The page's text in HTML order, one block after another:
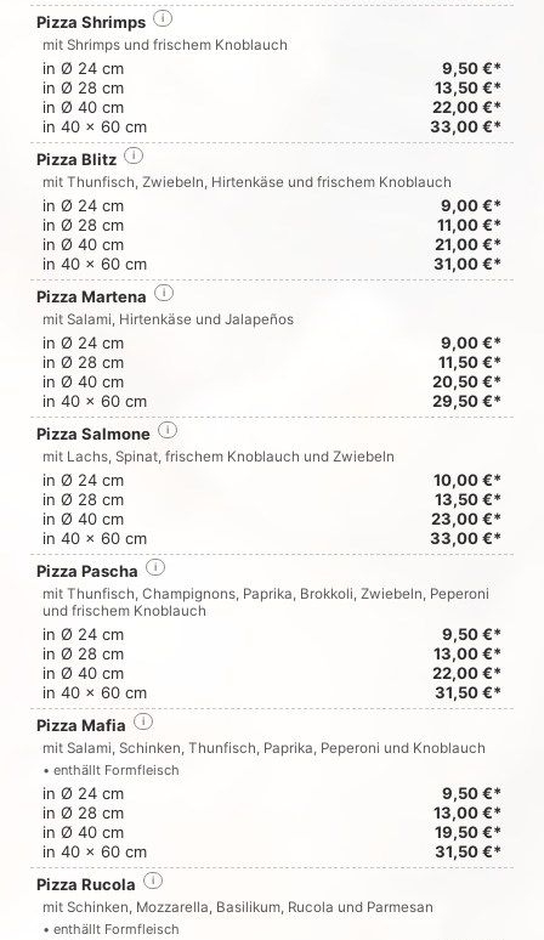
Pizza Shrimps
i
mit Shrimps und frischem Knoblauch
in Ø 24 cm
9,50 €*
in Ø 28 cm
13,50 €*
in Ø 40 cm
22,00 €*
in 40 x 60 cm
33,00 €*
Pizza Blitz
i
mit Thunfisch, Zwiebeln, Hirtenkäse und frischem Knoblauch
in Ø 24 cm
9,00 €*
in Ø 28 cm
11,00 €*
in Ø 40 cm
21,00 €*
in 40 x 60 cm
31,00 €*
Pizza Martena
i
mit Salami, Hirtenkäse und Jalapeños
in Ø 24 cm
9,00 €*
in Ø 28 cm
11,50 €*
in Ø 40 cm
20,50 €*
in 40 x 60 cm
29,50 €*
Pizza Salmone
i
mit Lachs, Spinat, frischem Knoblauch und Zwiebeln
in Ø 24 cm
10,00 €*
in Ø 28 cm
13,50 €*
in Ø 40 cm
23,00 €*
in 40 x 60 cm
33,00 €*
Pizza Pascha
i
mit Thunfisch, Champignons, Paprika, Brokkoli, Zwiebeln, Peperoni
und frischem Knoblauch
in Ø 24 cm
9,50 €*
in Ø 28 cm
13,00 €*
in Ø 40 cm
22,00 €*
in 40 x 60 cm
31,50 €*
Pizza Mafia
i
mit Salami, Schinken, Thunfisch, Paprika, Peperoni und Knoblauch
• enthällt Formfleisch
in Ø 24 cm
9,50 €*
in Ø 28 cm
13,00 €*
in Ø 40 cm
19,50 €*
in 40 x 60 cm
31,50 €*
Pizza Rucola
i
mit Schinken, Mozzarella, Basilikum, Rucola und Parmesan
• enthällt Formfleisch